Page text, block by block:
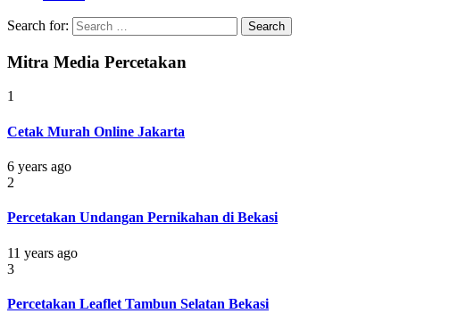
Search for:
Mitra Media Percetakan
1
Cetak Murah Online Jakarta
6 years ago
2
Percetakan Undangan Pernikahan di Bekasi
11 years ago
3
Percetakan Leaflet Tambun Selatan Bekasi